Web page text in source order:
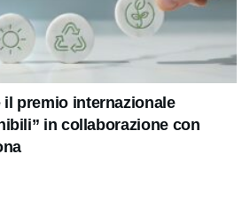
il premio internazionale
in collaborazione con